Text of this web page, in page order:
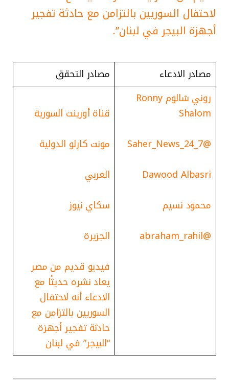
لاحتفال السوريين بالتزامن مع حادثة تفجير
أجهزة البيجر في لبنان”.
مصادر الادعاء
مصادر التحقق
روني شالوم Ronny
Shalom
@Saher_News_24_7
Dawood Albasri
محمود نسیم
@
abraham_rahil
قناة أورينت السورية
مونت كارلو الدولية
العربي
سكاي نيوز
الجزيرة
فيديو قديم من مصر
يعاد نشره حديثًا مع
الادعاء أنه لاحتفال
السوريين بالتزامن مع
حادثة تفجير أجهزة
“البيجر” في لبنان